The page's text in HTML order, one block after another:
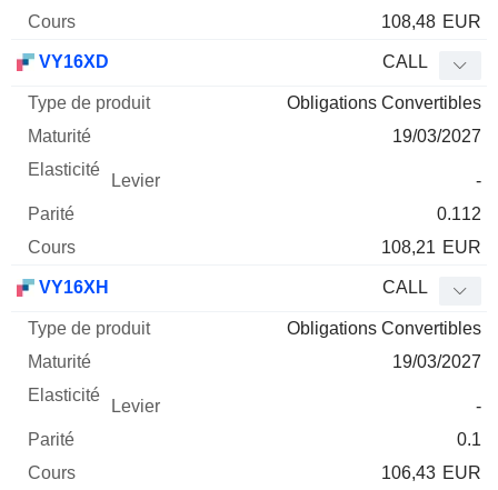
108,48 EUR
VY16XD CALL
Obligations Convertibles
19/03/2027
-
0.112
108,21 EUR
VY16XH CALL
Obligations Convertibles
19/03/2027
-
0.1
106,43 EUR